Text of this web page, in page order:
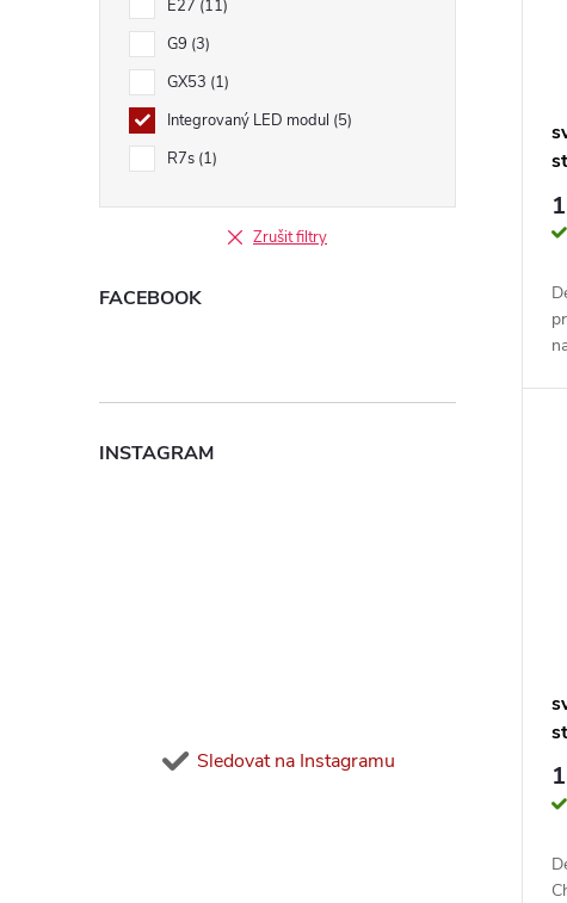
E27 11
G9 3
GX53 1
Integrovaný LED modul 5
R7s 1
Zrušit filtry
FACEBOOK
INSTAGRAM
Sledovat na Instagramu
u